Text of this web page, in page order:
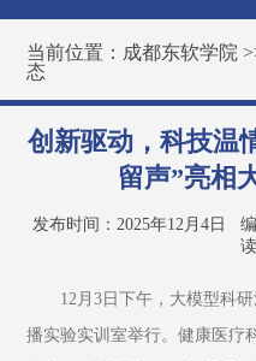
当前位置： 成都东软学院
态
创新驱动，科技温
留声”亮相
发布时间：2025年12月4日
12月3日下午，大模型科
播实验实训室举行。健康医疗